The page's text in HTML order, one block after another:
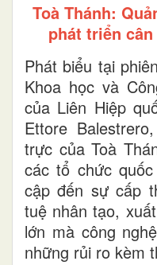
Toà Thánh:
phát triển
Phát biểu tại
Khoa học và
của Liên Hiệp
Ettore
trực của Toà
các tổ chức
cập đến sự cấp
tuệ nhân tạo,
lớn mà công
những rủi ro kèm